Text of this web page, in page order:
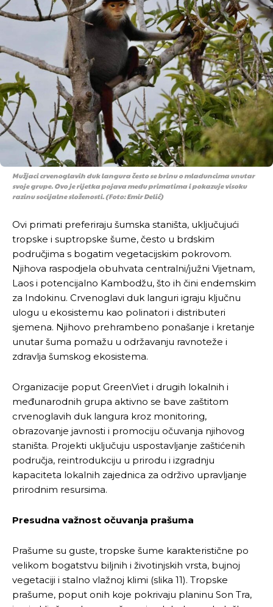
Ovim putem želimo da vam se zahvalimo što ste
odlučili da pustite Vašu priču da živi, Redakcija
Objavi.ba
Ovim putem želimo da vam se zahvalimo što ste
odlučili da pustite Vašu priču da živi, Redakcija
Objavi.ba
Mužjaci crvenoglavih duk langura često se brinu o mladuncima unutar
svoje grupe. Ovo je rijetka pojava među primatima i pokazuje visoku
razinu socijalne složenosti. (Foto: Emir Delić)
Ovi primati preferiraju šumska staništa, uključujući
tropske i suptropske šume, često u brdskim
područjima s bogatim vegetacijskim pokrovom.
Njihova raspodjela obuhvata centralni/južni Vijetnam,
Laos i potencijalno Kambodžu, što ih čini endemskim
za Indokinu. Crvenoglavi duk languri igraju ključnu
ulogu u ekosistemu kao polinatori i distributeri
sjemena. Njihovo prehrambeno ponašanje i kretanje
unutar šuma pomažu u održavanju ravnoteže i
zdravlja šumskog ekosistema.
Organizacije poput GreenViet i drugih lokalnih i
međunarodnih grupa aktivno se bave zaštitom
crvenoglavih duk langura kroz monitoring,
obrazovanje javnosti i promociju očuvanja njihovog
staništa. Projekti uključuju uspostavljanje zaštićenih
područja, reintrodukciju u prirodu i izgradnju
kapaciteta lokalnih zajednica za održivo upravljanje
prirodnim resursima.
Presudna važnost očuvanja prašuma
Prašume su guste, tropske šume karakteristične po
velikom bogatstvu biljnih i životinjskih vrsta, bujnoj
vegetaciji i stalno vlažnoj klimi (slika 11). Tropske
prašume, poput onih koje pokrivaju planinu Son Tra,